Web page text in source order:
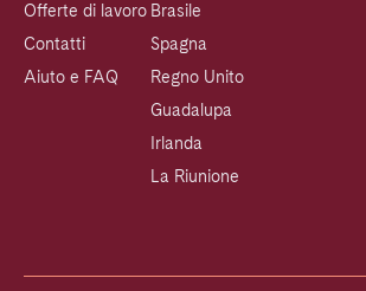
Offerte di lavoro
Contatti
Aiuto e FAQ
Brasile
Spagna
Regno Unito
Guadalupa
Irlanda
La Riunione